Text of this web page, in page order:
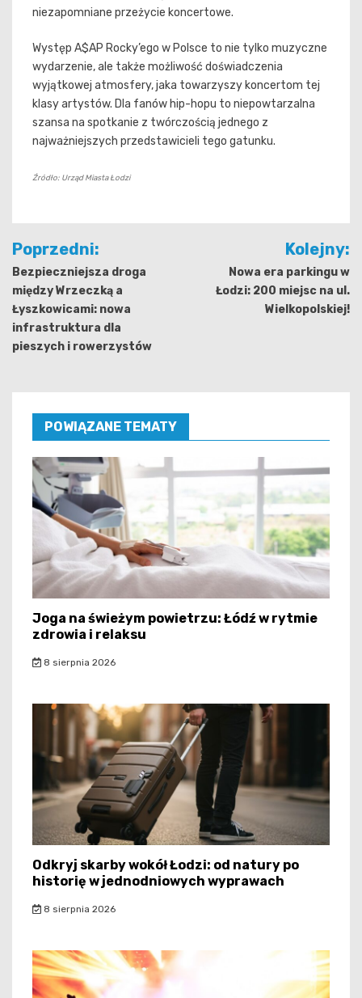
niezapomniane przeżycie koncertowe.
Występ A$AP Rocky’ego w Polsce to nie tylko muzyczne
wydarzenie, ale także możliwość doświadczenia
wyjątkowej atmosfery, jaka towarzyszy koncertom tej
klasy artystów. Dla fanów hip-hopu to niepowtarzalna
szansa na spotkanie z twórczością jednego z
najważniejszych przedstawicieli tego gatunku.
Źródło: Urząd Miasta Łodzi
Nawigacja
wpisu
Poprzedni:
Bezpieczniejsza droga
między Wrzeczką a
Łyszkowicami: nowa
infrastruktura dla
pieszych i rowerzystów
Kolejny:
Nowa era parkingu w
Łodzi: 200 miejsc na ul.
Wielkopolskiej!
POWIĄZANE TEMATY
Joga na świeżym powietrzu: Łódź w rytmie
zdrowia i relaksu
8 sierpnia 2026
Odkryj skarby wokół Łodzi: od natury po
historię w jednodniowych wyprawach
8 sierpnia 2026